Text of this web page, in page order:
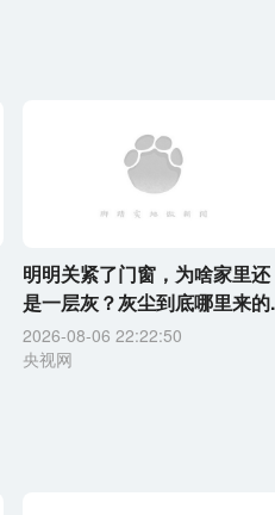
明明关紧了门窗，为啥家里还
是一层灰？灰尘到底哪里来的
2026-08-06 22:22:50
央视网